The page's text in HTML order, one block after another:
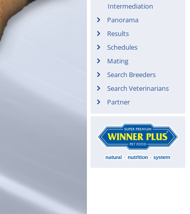
Intermediation
Panorama
Results
Schedules
Mating
Search Breeders
Search Veterinarians
Partner